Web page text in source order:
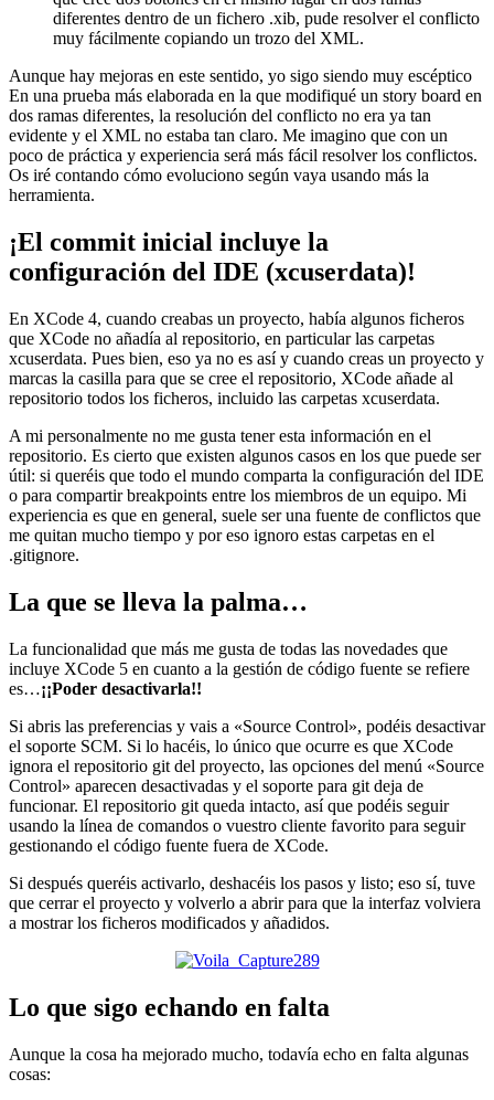
diferentes dentro de un fichero .xib, pude resolver el conflicto
muy fácilmente copiando un trozo del XML.
Aunque hay mejoras en este sentido, yo sigo siendo muy escéptico
En una prueba más elaborada en la que modifiqué un story board en
dos ramas diferentes, la resolución del conflicto no era ya tan
evidente y el XML no estaba tan claro. Me imagino que con un
poco de práctica y experiencia será más fácil resolver los conflictos.
Os iré contando cómo evoluciono según vaya usando más la
herramienta.
¡El commit inicial incluye la
configuración del IDE (xcuserdata)!
En XCode 4, cuando creabas un proyecto, había algunos ficheros
que XCode no añadía al repositorio, en particular las carpetas
xcuserdata. Pues bien, eso ya no es así y cuando creas un proyecto y
marcas la casilla para que se cree el repositorio, XCode añade al
repositorio todos los ficheros, incluido las carpetas xcuserdata.
A mi personalmente no me gusta tener esta información en el
repositorio. Es cierto que existen algunos casos en los que puede ser
útil: si queréis que todo el mundo comparta la configuración del IDE
o para compartir breakpoints entre los miembros de un equipo. Mi
experiencia es que en general, suele ser una fuente de conflictos que
me quitan mucho tiempo y por eso ignoro estas carpetas en el
.gitignore.
La que se lleva la palma…
La funcionalidad que más me gusta de todas las novedades que
incluye XCode 5 en cuanto a la gestión de código fuente se refiere
es…¡¡Poder desactivarla!!
Si abris las preferencias y vais a «Source Control», podéis desactivar
el soporte SCM. Si lo hacéis, lo único que ocurre es que XCode
ignora el repositorio git del proyecto, las opciones del menú «Source
Control» aparecen desactivadas y el soporte para git deja de
funcionar. El repositorio git queda intacto, así que podéis seguir
usando la línea de comandos o vuestro cliente favorito para seguir
gestionando el código fuente fuera de XCode.
Si después queréis activarlo, deshacéis los pasos y listo; eso sí, tuve
que cerrar el proyecto y volverlo a abrir para que la interfaz volviera
a mostrar los ficheros modificados y añadidos.
Lo que sigo echando en falta
Aunque la cosa ha mejorado mucho, todavía echo en falta algunas
cosas: